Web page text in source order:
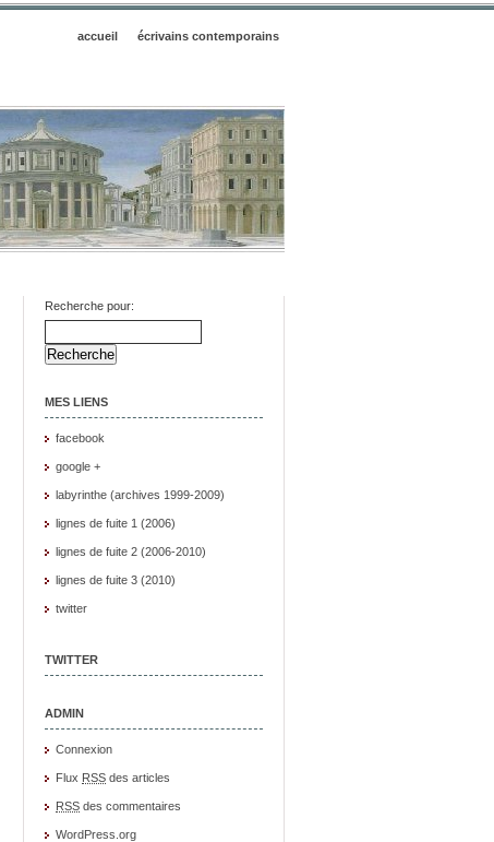
accueil écrivains contemporains
Recherche pour:
MES LIENS
facebook
google +
labyrinthe (archives 1999-2009)
lignes de fuite 1 (2006)
lignes de fuite 2 (2006-2010)
lignes de fuite 3 (2010)
twitter
TWITTER
ADMIN
Connexion
Flux RSS des articles
RSS des commentaires
WordPress.org